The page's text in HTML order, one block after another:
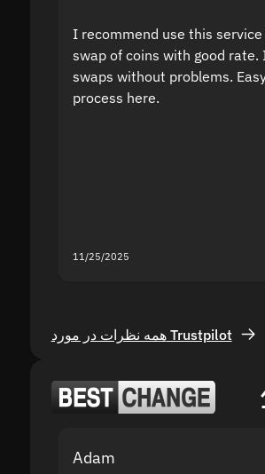
I recommend use this
swap of coins with good rate.
swaps without problems.
process here.
11/25/2025
همه نظرات در مورد Trustpilot
Adam